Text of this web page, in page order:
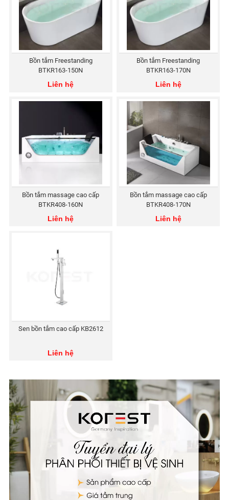
Bồn tắm Freestanding
BTKR163-150N
Liên hệ
Bồn tắm Freestanding
BTKR163-170N
Liên hệ
Bồn tắm massage cao cấp
BTKR408-160N
Liên hệ
Bồn tắm massage cao cấp
BTKR408-170N
Liên hệ
Sen bồn tắm cao cấp KB2612
Liên hệ